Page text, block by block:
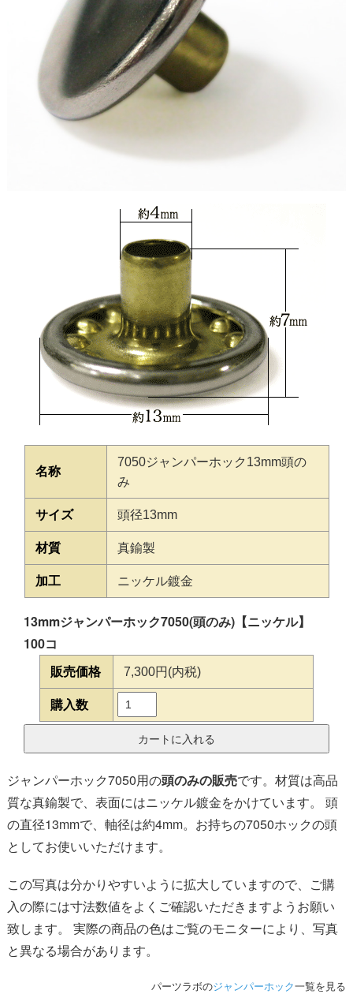
名称
7050ジャンパーホック13mm頭の
み
サイズ 頭径13mm
材質 真鍮製
加工 ニッケル鍍金
13mmジャンパーホック7050(頭のみ)【ニッケル】
100コ
販売価格 7,300円(内税)
購入数
ジャンパーホック7050用の頭のみの販売です。材質は高品
質な真鍮製で、表面にはニッケル鍍金をかけています。 頭
の直径13mmで、軸径は約4mm。お持ちの7050ホックの頭
としてお使いいただけます。
この写真は分かりやすいように拡大していますので、ご購
入の際には寸法数値をよくご確認いただきますようお願い
致します。 実際の商品の色はご覧のモニターにより、写真
と異なる場合があります。
パーツラボのジャンパーホック一覧を見る